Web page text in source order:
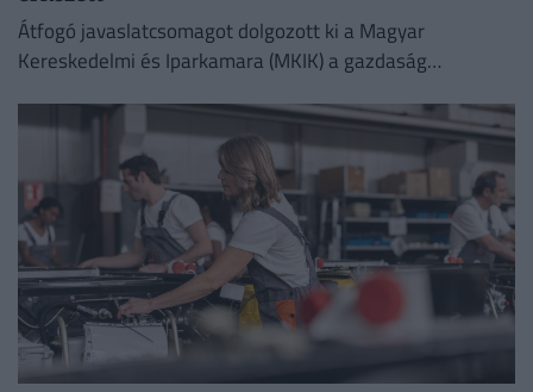
Átfogó javaslatcsomagot dolgozott ki a Magyar
Kereskedelmi és Iparkamara (MKIK) a gazdaság
kezelése érdekében.